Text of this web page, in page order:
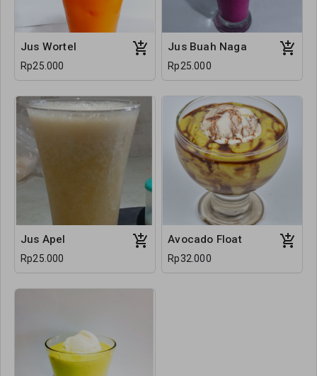
Jus Wortel
Rp25.000
Jus Buah Naga
Rp25.000
Jus Apel
Rp25.000
Avocado Float
Rp32.000